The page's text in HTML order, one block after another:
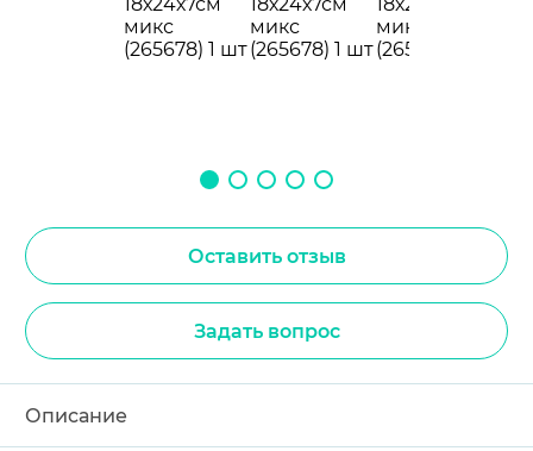
Оставить отзыв
Задать вопрос
Описание